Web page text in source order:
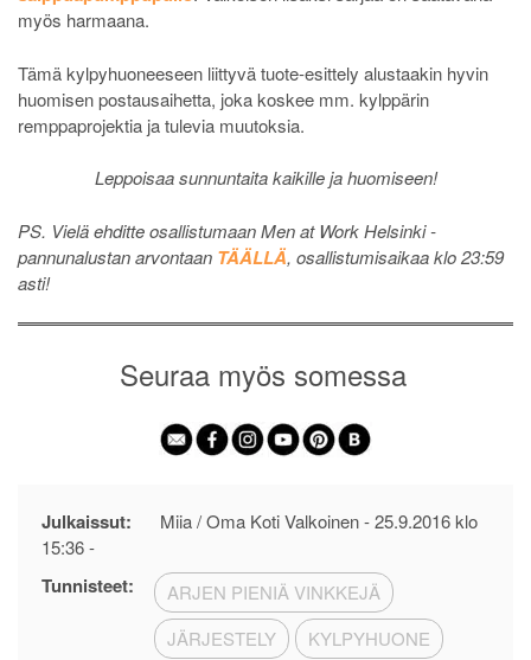
myös harmaana.
Tämä kylpyhuoneeseen liittyvä tuote-esittely alustaakin hyvin
huomisen postausaihetta, joka koskee mm. kylppärin
remppaprojektia ja tulevia muutoksia.
Leppoisaa sunnuntaita kaikille ja huomiseen!
PS. Vielä ehditte osallistumaan Men at Work Helsinki -
pannunalustan arvontaan TÄÄLLÄ, osallistumisaikaa klo 23:59
asti!
Seuraa myös somessa
Julkaissut: Miia / Oma Koti Valkoinen -25.9.2016 klo
15:36-
Tunnisteet:
ARJEN PIENIÄ VINKKEJÄ
JÄRJESTELY
KYLPYHUONE